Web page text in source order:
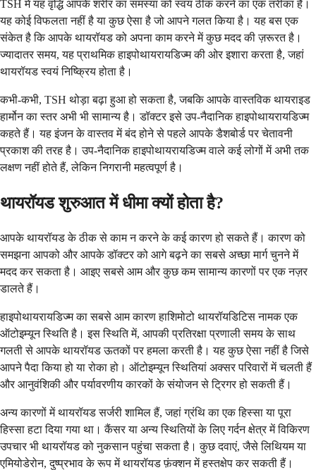
TSH में यह वृद्धि आपके शरीर का समस्या को स्वयं ठीक करने का एक तरीका है।
यह कोई विफलता नहीं है या कुछ ऐसा है जो आपने गलत किया है। यह बस एक
संकेत है कि आपके थायरॉयड को अपना काम करने में कुछ मदद की ज़रूरत है।
ज्यादातर समय, यह प्राथमिक हाइपोथायरायडिज्म की ओर इशारा करता है, जहां
थायरॉयड स्वयं निष्क्रिय होता है।
कभी-कभी, TSH थोड़ा बढ़ा हुआ हो सकता है, जबकि आपके वास्तविक थायराइड
हार्मोन का स्तर अभी भी सामान्य है। डॉक्टर इसे उप-नैदानिक ​​हाइपोथायरायडिज्म
कहते हैं। यह इंजन के वास्तव में बंद होने से पहले आपके डैशबोर्ड पर चेतावनी
प्रकाश की तरह है। उप-नैदानिक ​​हाइपोथायरायडिज्म वाले कई लोगों में अभी तक
लक्षण नहीं होते हैं, लेकिन निगरानी महत्वपूर्ण है।
थायरॉयड शुरुआत में धीमा क्यों होता है?
आपके थायरॉयड के ठीक से काम न करने के कई कारण हो सकते हैं। कारण को
समझना आपको और आपके डॉक्टर को आगे बढ़ने का सबसे अच्छा मार्ग चुनने में
मदद कर सकता है। आइए सबसे आम और कुछ कम सामान्य कारणों पर एक नज़र
डालते हैं।
हाइपोथायरायडिज्म का सबसे आम कारण हाशिमोटो थायरॉयडिटिस नामक एक
ऑटोइम्यून स्थिति है। इस स्थिति में, आपकी प्रतिरक्षा प्रणाली समय के साथ
गलती से आपके थायरॉयड ऊतकों पर हमला करती है। यह कुछ ऐसा नहीं है जिसे
आपने पैदा किया हो या रोका हो। ऑटोइम्यून स्थितियां अक्सर परिवारों में चलती हैं
और आनुवंशिकी और पर्यावरणीय कारकों के संयोजन से ट्रिगर हो सकती हैं।
अन्य कारणों में थायरॉयड सर्जरी शामिल हैं, जहां ग्रंथि का एक हिस्सा या पूरा
हिस्सा हटा दिया गया था। कैंसर या अन्य स्थितियों के लिए गर्दन क्षेत्र में विकिरण
उपचार भी थायरॉयड को नुकसान पहुंचा सकता है। कुछ दवाएं, जैसे लिथियम या
एमियोडेरोन, दुष्प्रभाव के रूप में थायरॉयड फ़ंक्शन में हस्तक्षेप कर सकती हैं।